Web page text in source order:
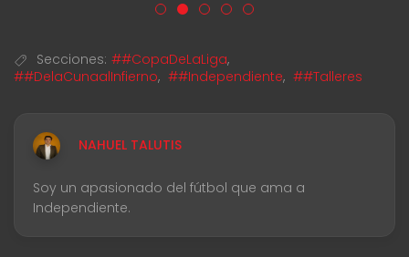
Secciones: ##CopaDeLaLiga,
##DelaCunaalInfierno, ##Independiente, ##Talleres
NAHUEL TALUTIS
Soy un apasionado del fútbol que ama a
Independiente.